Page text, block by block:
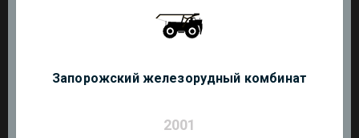
Запорожский железорудный комбинат
2001